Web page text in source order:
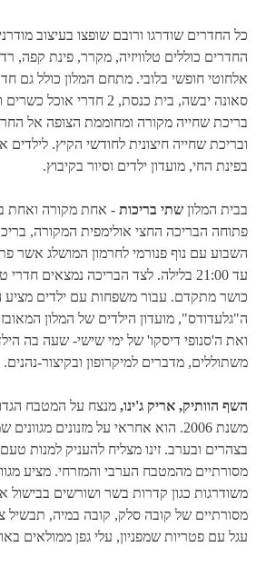
כל החדרים שודרגו ורובם שופצו בעיצוב מודרני
החדרים כוללים טלוויזיה, מקרר, פינת קפה,
אלחוטי חופשי בלובי. מתחם המלון כולל גם
סאונה יבשה, בית כנסת, 2
בריכת שחייה מקורה ומחוממת הצופה אל
ובריכת שחייה חיצונית לחודשי הקיץ.
בפינת החי, מועדון ילדים וסיור בקיבוץ.
בבית המלון שתי בריכות - אחת מקורה ואחת
פתוחה הבריכה החצי אולימפית המקורה,
השבוע עם נוף פנורמי לחרמון המושלג אשר
עד 21:00 בלילה. לצד הבריכה נמצאים
כושר מתקדם. עבור משפחות עם ילדים מציע
ה"גלעדודס", מועדון הילדים של המלון
ואת ה'סנופי דיסקו' של ימי שישי- שעה בה
משתוללים, מדברים למיקרופון ובקיצור-נהנים.
השף הוותיק, אריק ג'ינו, מנצח על המטבח
משנת 2006. הוא אחראי על מזנונים
בצהרים ובערב. זינו מצליח להעניק למנות
מסורתיים מהמטבח הערבי והמזרחי. מציע
משודרגות כגון קדרות בשר ושורשים בבישול
מסורתיים של קובה סלק, קובה במיה, תבשיל
עגל עם פטריות שמפניון, עלי גפן ממולאים